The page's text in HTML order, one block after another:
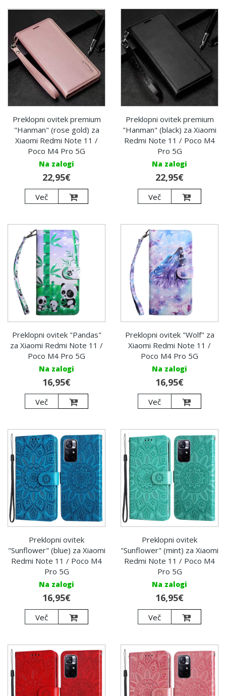
Preklopni ovitek premium
"Hanman" (rose gold) za
Xiaomi Redmi Note 11 /
Poco M4 Pro 5G
Na zalogi
22,95€
Več
Preklopni ovitek premium
"Hanman" (black) za Xiaomi
Redmi Note 11 / Poco M4
Pro 5G
Na zalogi
22,95€
Več
Preklopni ovitek "Pandas"
za Xiaomi Redmi Note 11 /
Poco M4 Pro 5G
Na zalogi
16,95€
Več
Preklopni ovitek "Wolf" za
Xiaomi Redmi Note 11 /
Poco M4 Pro 5G
Na zalogi
16,95€
Več
Preklopni ovitek
"Sunflower" (blue) za Xiaomi
Redmi Note 11 / Poco M4
Pro 5G
Na zalogi
16,95€
Več
Preklopni ovitek
"Sunflower" (mint) za Xiaomi
Redmi Note 11 / Poco M4
Pro 5G
Na zalogi
16,95€
Več